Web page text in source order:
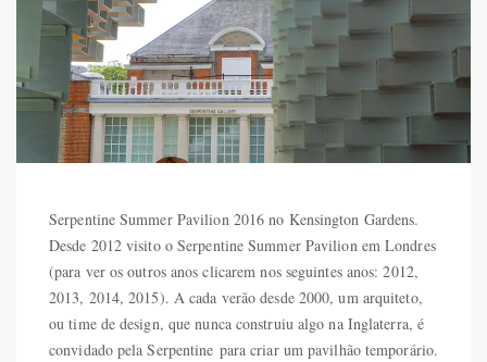
Serpentine Summer Pavilion 2016 no Kensington Gardens.
Desde 2012 visito o Serpentine Summer Pavilion em Londres
(para ver os outros anos clicarem nos seguintes anos: 2012,
2013, 2014, 2015). A cada verão desde 2000, um arquiteto,
ou time de design, que nunca construiu algo na Inglaterra, é
convidado pela Serpentine para criar um pavilhão temporário.